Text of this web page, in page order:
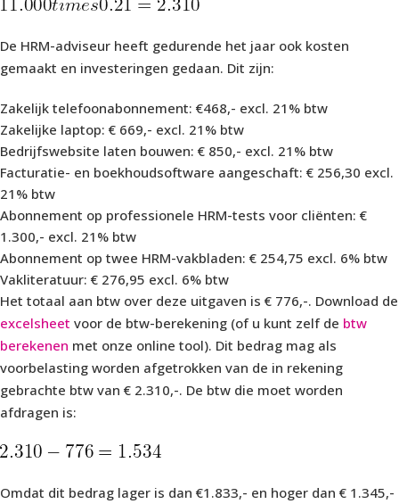
De HRM-adviseur heeft gedurende het jaar ook kosten
gemaakt en investeringen gedaan. Dit zijn:
Zakelijk telefoonabonnement: €468,- excl. 21% btw
Zakelijke laptop: € 669,- excl. 21% btw
Bedrijfswebsite laten bouwen: € 850,- excl. 21% btw
Facturatie- en boekhoudsoftware aangeschaft: € 256,30 excl.
21% btw
Abonnement op professionele HRM-tests voor cliënten: €
1.300,- excl. 21% btw
Abonnement op twee HRM-vakbladen: € 254,75 excl. 6% btw
Vakliteratuur: € 276,95 excl. 6% btw
Het totaal aan btw over deze uitgaven is € 776,-. Download de
excelsheet voor de btw-berekening (of u kunt zelf de btw
berekenen met onze online tool). Dit bedrag mag als
voorbelasting worden afgetrokken van de in rekening
gebrachte btw van € 2.310,-. De btw die moet worden
afdragen is:
Omdat dit bedrag lager is dan €1.833,- en hoger dan € 1.345,-